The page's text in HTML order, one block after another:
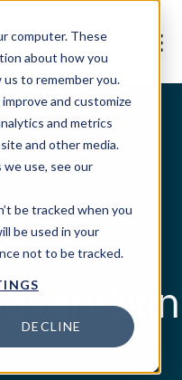
computer. These
about how you
to remember you.
and customize
and metrics
and other media.
use, see our
be tracked when you
be used in your
not to be tracked.
DECLINE
EN / DE / NO